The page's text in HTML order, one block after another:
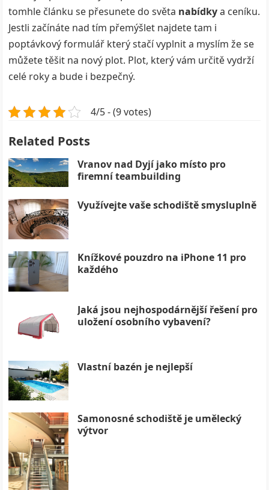
tomhle článku se přesunete do světa nabídkya ceníku.
Jestli začínáte nad tím přemýšlet najdete tam i
poptávkový formulář který stačí vyplnit a myslím že se
můžete těšit na nový plot. Plot, který vám určitě vydrží
celé roky a bude i bezpečný.
4/5 - (9 votes)
Related Posts
Vranov nad Dyjí jako místo pro
firemní teambuilding
Využívejte vaše schodiště smysluplně
Knížkové pouzdro na iPhone 11 pro
každého
Jaká jsou nejhospodárnější řešení pro
uložení osobního vybavení?
Vlastní bazén je nejlepší
Samonosné schodiště je umělecký
výtvor